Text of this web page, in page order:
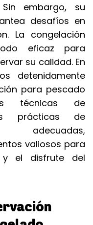
embargo, su
desafíos en
La congelación
eficaz para
su calidad. En
detenidamente
para pescado
técnicas de
prácticas de
valiosos para
y el disfrute del